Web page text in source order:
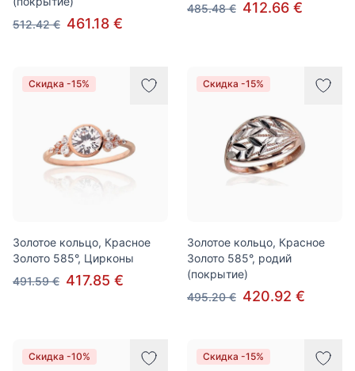
512.42 € 461.18 €
485.48 € 412.66 €
Скидка -15%
Золотое кольцо, Красное
Золото 585°, Цирконы
491.59 € 417.85 €
Скидка -15%
Золотое кольцо, Красное
Золото 585°, родий
(покрытие)
495.20 € 420.92 €
Скидка -10% Скидка -15%